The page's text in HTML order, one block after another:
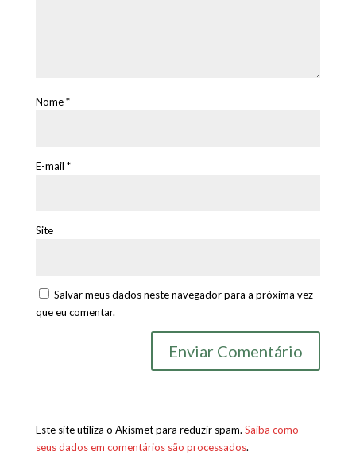
Nome*
E-mail *
Site
Salvar meus dados neste navegador para a próxima vez
que eu comentar.
Este site utiliza o Akismet para reduzir spam. Saiba como
seus dados em comentários são processados.